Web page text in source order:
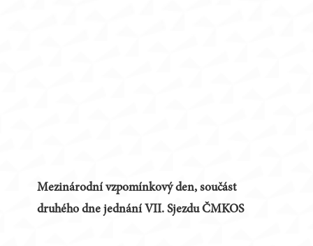
Mezinárodní vzpomínkový den, součást
druhého dne jednání VII. Sjezdu ČMKOS